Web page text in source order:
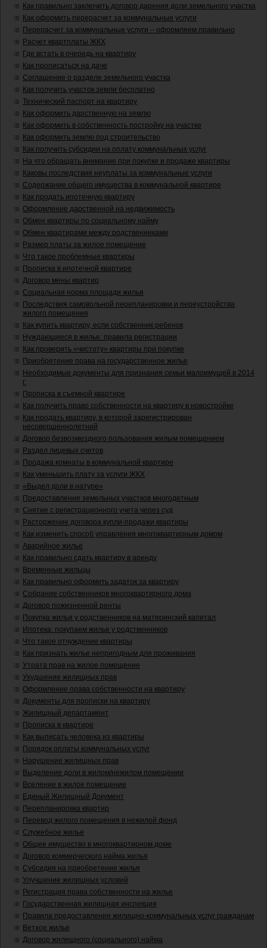
Как правильно заключить договор дарения доли земельного участка
Как оформить перерасчет за коммунальные услуги
Перерасчет за коммунальные услуги – оформляем правильно
Расчет квартплаты ЖКХ
Где встать в очередь на квартиру
Как прописаться на даче
Соглашение о разделе земельного участка
Как получить участок земли бесплатно
Технический паспорт на квартиру
Как оформить дарственную на землю
Как оформить в собственность постройку на участке
Как оформить землю под строительство
Как получить субсидии на оплату коммунальных услуг
На что обращать внимание при покупке и продаже квартиры
Каковы последствия неуплаты за коммунальные услуги
Содержание общего имущества в коммунальной квартире
Как продать ипотечную квартиру
Оформление дарственной на недвижимость
Обмен квартиры по социальному найму
Обмен квартирами между родственниками
Размер платы за жилое помещение
Что такое проблемные квартиры
Прописка в ипотечной квартире
Договор мены квартир
Социальная норма площади жилья
Последствия самовольной перепланировки и переустройства
жилого помещения
Как купить квартиру, если собственник ребенок
Нуждающиеся в жилье: правила регистрации
Как проверить «чистоту» квартиры при покупке
Приобретение права на государственное жилье
Необходимые документы для признания семьи малоимущей в 2014
г.
Прописка в съемной квартире
Как получить право собственности на квартиру в новостройке
Как продать квартиру, в которой зарегистрирован
несовершеннолетний
Договор безвозмездного пользования жилым помещением
Раздел лицевых счетов
Продажа комнаты в коммунальной квартире
Как уменьшить плату за услуги ЖКХ
«Выдел доли в натуре»
Предоставление земельных участков многодетным
Снятие с регистрационного учета через суд
Расторжение договора купли-продажи квартиры
Как изменить способ управления многоквартирным домом
Аварийное жилье
Как правильно сдать квартиру в аренду
Временные жильцы
Как правильно оформить задаток за квартиру
Собрание собственников многоквартирного дома
Договор пожизненной ренты
Покупка жилья у родственников на материнский капитал
Ипотека: покупаем жилье у родственников
Что такое отчуждение квартиры
Как признать жилье непригодным для проживания
Утрата прав на жилое помещение
Ухудшение жилищных прав
Оформление права собственности на квартиру
Документы для прописки на квартиру
Жилищный департамент
Прописка в квартире
Как выписать человека из квартиры
Порядок оплаты коммунальных услуг
Нарушение жилищных прав
Выделение доли в жилом/нежилом помещении
Вселение в жилое помещение
Единый Жилищный Документ
Перепланировка квартир
Перевод жилого помещения в нежилой фонд
Служебное жилье
Общее имущество в многоквартирном доме
Договор коммерческого найма жилья
Субсидия на приобретение жилья
Улучшение жилищных условий
Регистрация права собственности на жилье
Государственная жилищная инспекция
Правила предоставления жилищно-коммунальных услуг гражданам
Ветхое жилье
Договор жилищного (социального) найма